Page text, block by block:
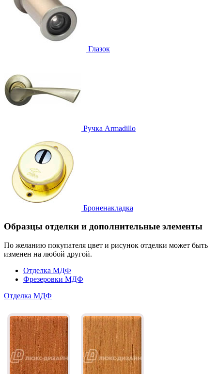
Глазок
Ручка Armadillo
Броненакладка
Образцы отделки и дополнительные элементы
По желанию покупателя цвет и рисунок отделки может быть
изменен на любой другой.
Отделка МДФ
Фрезеровки МДФ
Отделка МДФ